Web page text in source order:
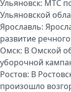
Ульяновск: МТС
Ульяновской
Ярославль:
развитие
Омск: В Омской
уборочной
Ростов: В
произошло